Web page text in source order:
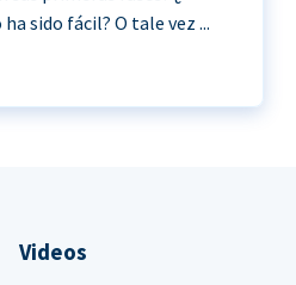
sido fácil? O tale vez ...
Videos